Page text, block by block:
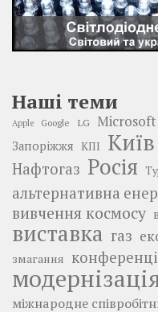
Наші теми
Apple Google LG Microsoft
Запоріжжя КПІ Київ
Нафтогаз Росія
альтернативна
вивчення космосу
виставка газ
змагання
міжнародне